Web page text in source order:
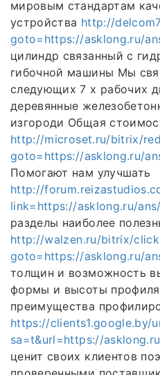
мировым стандартам
устройства http://
goto=https://asklong.ru/
цилиндр связанный с
гибочной машины Мы
следующих 7 х рабочих
деревянные
изгороди Общая
http://microset.ru/bitrix/
goto=https://asklong.ru/
Помогают нам улучшать
http://
link=https://asklong.ru/
разделы наиболее
http://walzen.ru/bitrix/
goto=https://asklong.ru/
толщин и возможность
формы и высоты
преимущества
https://clients1.google.by/
sa=t&url=https://
ценит своих клиентов